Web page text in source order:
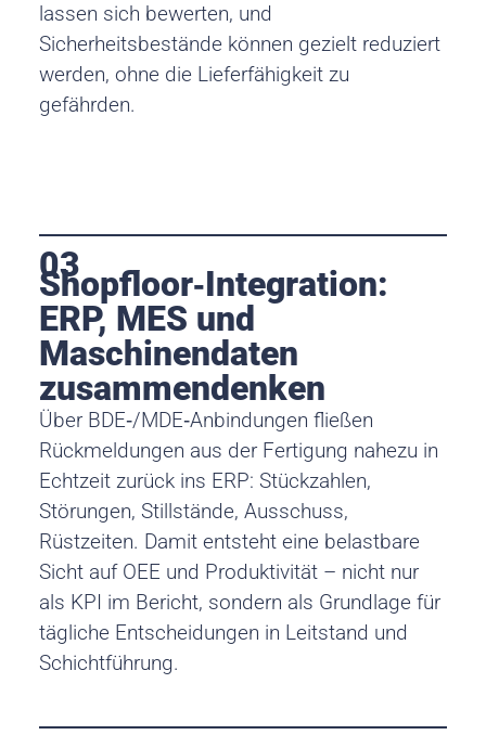
lassen sich bewerten, und
Sicherheitsbestände können gezielt reduziert
werden, ohne die Lieferfähigkeit zu
gefährden.
03
Shopfloor‑Integration:
ERP, MES und
Maschinendaten
zusammendenken
Über BDE‑/MDE‑Anbindungen fließen
Rückmeldungen aus der Fertigung nahezu in
Echtzeit zurück ins ERP: Stückzahlen,
Störungen, Stillstände, Ausschuss,
Rüstzeiten. Damit entsteht eine belastbare
Sicht auf OEE und Produktivität – nicht nur
als KPI im Bericht, sondern als Grundlage für
tägliche Entscheidungen in Leitstand und
Schichtführung.